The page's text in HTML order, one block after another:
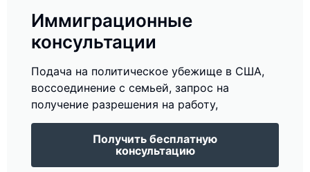
Иммиграционные
консультации
Подача на политическое убежище в США,
воссоединение с семьей, запрос на
получение разрешения на работу,
Получить бесплатную
консультацию